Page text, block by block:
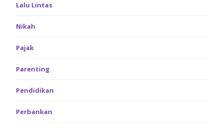
Lalu Lintas
Nikah
Pajak
Parenting
Pendidikan
Perbankan